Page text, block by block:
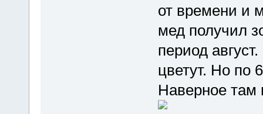
от времени и
мед получил
период
цветут. Но по
Наверное там